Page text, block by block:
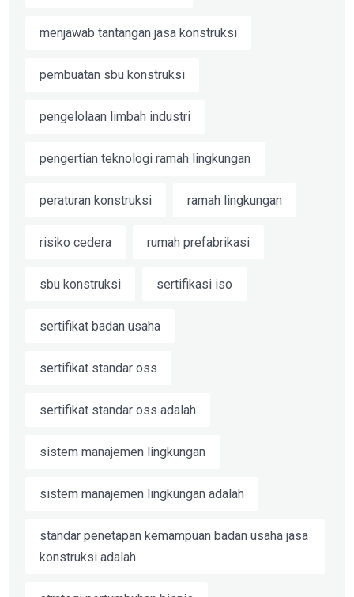
menjawab tantangan jasa konstruksi
pembuatan sbu konstruksi
pengelolaan limbah industri
pengertian teknologi ramah lingkungan
peraturan konstruksi ramah lingkungan
risiko cedera rumah prefabrikasi
sbu konstruksi sertifikasi iso
sertifikat badan usaha
sertifikat standar oss
sertifikat standar oss adalah
sistem manajemen lingkungan
sistem manajemen lingkungan adalah
standar penetapan kemampuan badan usaha jasa
konstruksi adalah